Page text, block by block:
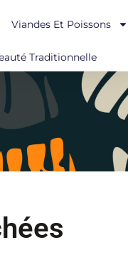
Viandes Et Poissons
Traditionnelle